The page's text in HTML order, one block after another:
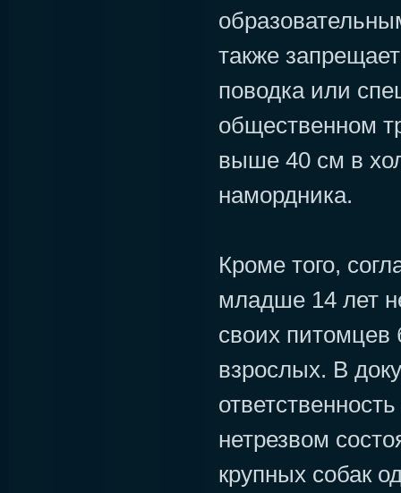
также
поводка или
общественном
выше 40 см в
намордника.
Кроме того,
младше 14 лет
своих питомцев
взрослых. В
нетрезвом
крупных собак